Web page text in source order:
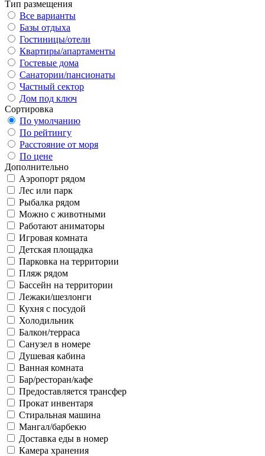
Тип размещения
Все варианты
Базы отдыха
Гостиницы/отели
Квартиры/апартаменты
Гостевые дома
Санатории/пансионаты
Частный сектор
Дом под ключ
Сортировка
По умолчанию
По рейтингу
Расстояние от моря
По цене
Дополнительно
Аэропорт рядом
Лес или парк
Рыбалка рядом
Можно с животными
Работают аниматоры
Игровая комната
Детская площадка
Парковка на территории
Пляж рядом
Бассейн на территории
Лежаки/шезлонги
Кухня с посудой
Холодильник
Балкон/терраса
Санузел в номере
Душевая кабина
Ванная комната
Бар/ресторан/кафе
Предоставляется трансфер
Прокат инвентаря
Стиральная машина
Мангал/барбекю
Доставка еды в номер
Камера хранения